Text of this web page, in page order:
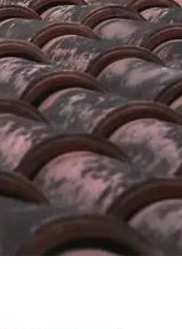
et expériences requises ;
types de matériaux
de roche, les mousses
laines de bois, le liège,
le coton recyclé. Il y a
expansée ou encore la
compter sur notre entreprise
la projection ou
d'origine végétale ou
les compétences pour